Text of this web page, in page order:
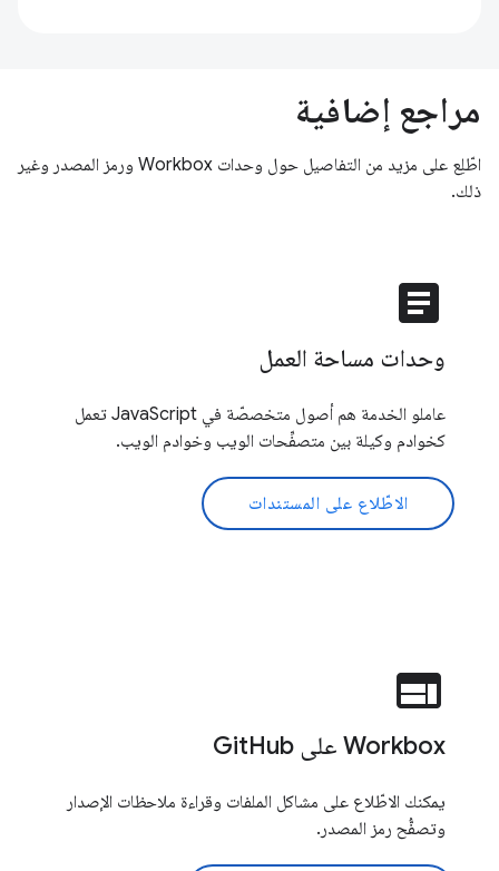
مراجع إضافية
اطّلِع على مزيد من التفاصيل حول وحدات Workbox ورمز المصدر وغير
ذلك.
article
وحدات مساحة العمل
عاملو الخدمة هم أصول متخصصّة في JavaScript تعمل
كخوادم وكيلة بين متصفِّحات الويب وخوادم الويب.
الاطّلاع على المستندات
web
Workbox على GitHub
يمكنك الاطّلاع على مشاكل الملفات وقراءة ملاحظات الإصدار
وتصفُّح رمز المصدر.